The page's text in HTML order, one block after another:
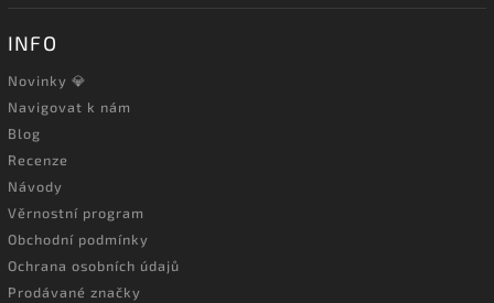
INFO
Novinky 💎
Navigovat k nám
Blog
Recenze
Návody
Věrnostní program
Obchodní podmínky
Ochrana osobních údajů
Prodávané značky